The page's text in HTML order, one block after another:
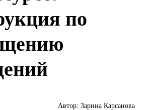
по
Автор: Зарина Карсанова